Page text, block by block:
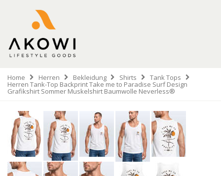
Home Herren Bekleidung Shirts Tank Tops
Herren Tank-Top Backprint Take me to Paradise Surf Design
Grafikshirt Sommer Muskelshirt Baumwolle Neverless®